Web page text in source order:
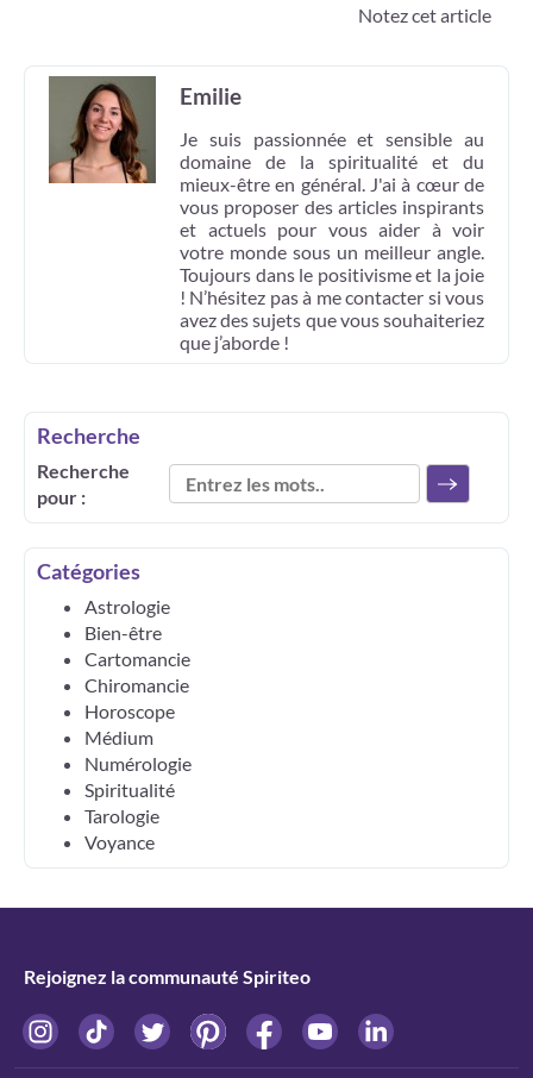
Notez cet article
Emilie
Je suis passionnée et sensible au
domaine de la spiritualité et du
mieux-être en général. J'ai à cœur de
vous proposer des articles inspirants
et actuels pour vous aider à voir
votre monde sous un meilleur angle.
Toujours dans le positivisme et la joie
! N’hésitez pas à me contacter si vous
avez des sujets que vous souhaiteriez
que j’aborde !
Recherche
Recherche
pour :
Catégories
Astrologie
Bien-être
Cartomancie
Chiromancie
Horoscope
Médium
Numérologie
Spiritualité
Tarologie
Voyance
Rejoignez la communauté Spiriteo